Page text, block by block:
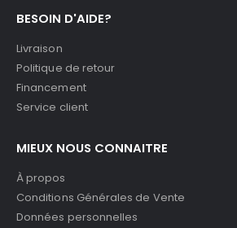
BESOIN D'AIDE?
Livraison
Politique de retour
Financement
Service client
MIEUX NOUS CONNAITRE
À propos
Conditions Générales de Vente
Données personnelles